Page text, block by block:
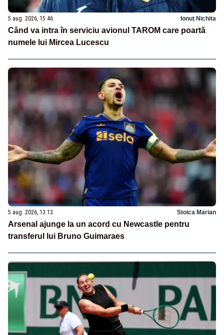
5 aug. 2026, 15:46 Ionuț Nichita
Când va intra în serviciu avionul TAROM care poartă
numele lui Mircea Lucescu
5 aug. 2026, 13:13 Stoica Marian
Arsenal ajunge la un acord cu Newcastle pentru
transferul lui Bruno Guimaraes